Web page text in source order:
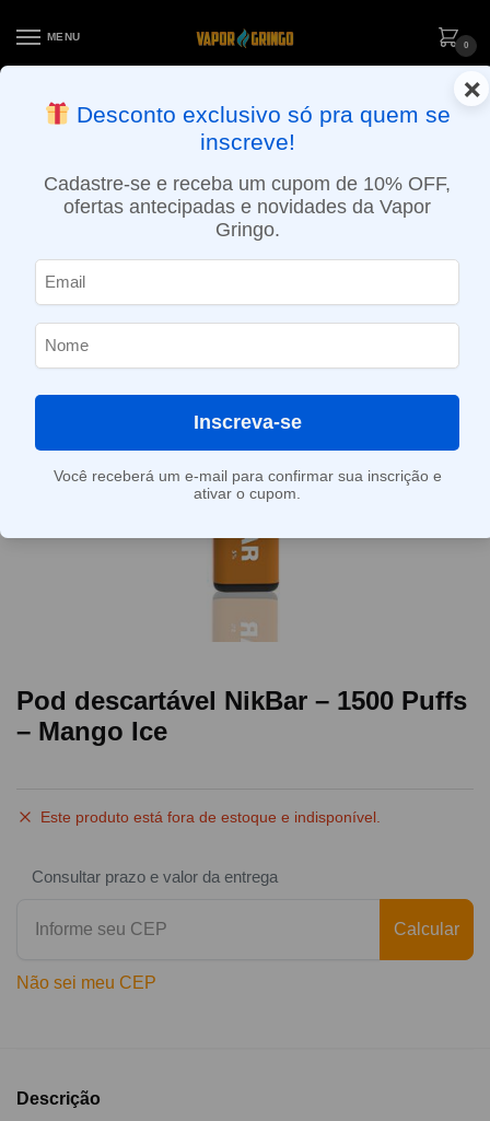
MENU
0
ENTREGA NO MESMO DIA EM SÃO PAULO (SEG A SEX): PEDIDOS
APROVADOS ATÉ 15:30 VIA MOTOBOY
Pod descartável NikBar – 1500 Puffs
– Mango Ice
Este produto está fora de estoque e indisponível.
Consultar prazo e valor da entrega
Calcular
Não sei meu CEP
Descrição
×
Desconto exclusivo só pra quem se
inscreve!
Cadastre-se e receba um cupom de 10% OFF,
ofertas antecipadas e novidades da Vapor
Gringo.
Inscreva-se
Você receberá um e-mail para confirmar sua inscrição e
ativar o cupom.